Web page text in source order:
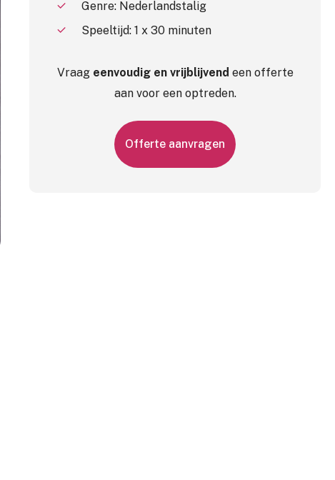
Genre: Nederlandstalig
Speeltijd: 1 x 30 minuten
Vraag eenvoudig en vrijblijvend een offerte
aan voor een optreden.
Offerte aanvragen